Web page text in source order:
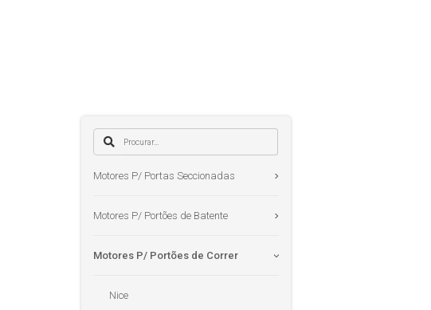
Motores P/ Portas Seccionadas
Motores P/ Portões de Batente
Motores P/ Portões de Correr
Nice